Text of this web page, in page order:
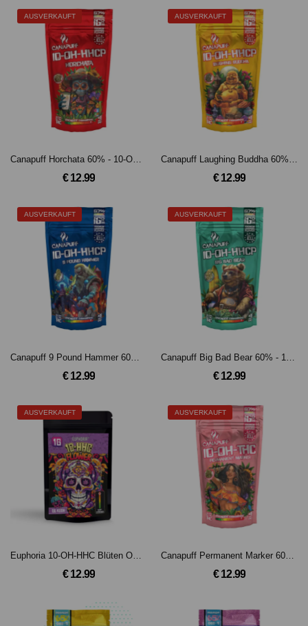
AUSVERKAUFT
€ 12.99
AUSVERKAUFT
€ 12.99
AUSVERKAUFT
€ 12.99
AUSVERKAUFT
€ 12.99
AUSVERKAUFT
€ 12.99
AUSVERKAUFT
€ 12.99